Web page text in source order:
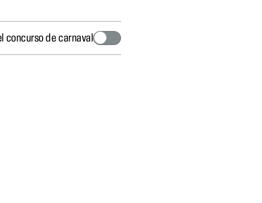
concurso de carnaval